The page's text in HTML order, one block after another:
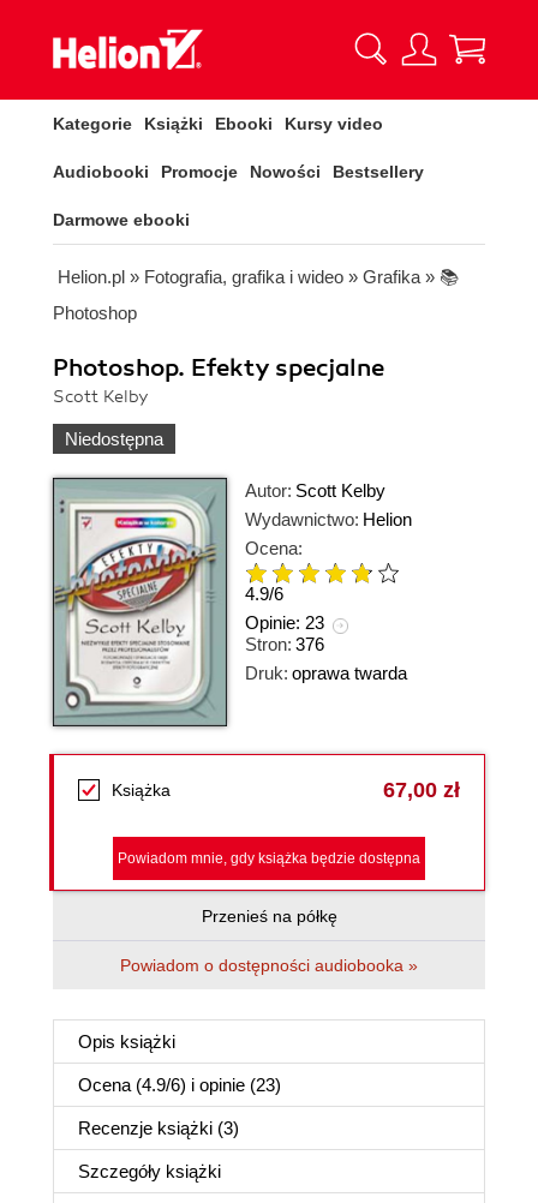
Kategorie Książki Ebooki Kursy video
Audiobooki Promocje Nowości Bestsellery
Darmowe ebooki
Helion.pl » Fotografia, grafika i wideo » Grafika » 📚
Photoshop
Photoshop. Efekty specjalne
Scott Kelby
Niedostępna
Autor: Scott Kelby
Wydawnictwo: Helion
Ocena:
4.9/6
Opinie: 23
Stron: 376
Druk: oprawa twarda
Książka 67,00 zł
Powiadom mnie, gdy książka będzie dostępna
Przenieś na półkę
Powiadom o dostępności audiobooka »
Opis książki
Ocena (4.9/6) i opinie (23)
Recenzje książki (3)
Szczegóły książki